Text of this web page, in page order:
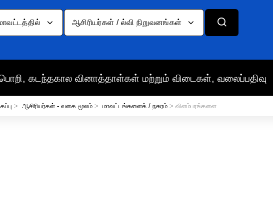
ஆசிரியர்கள் / ல்வி நிறுவனங்கள்
கடந்தகால வினாத்தாள்கள் மற்றும் விடைகள், வலைப்பதிவு
> ஆசிரியர்கள் - வகை மூலம் > மாவட்டங்களைக் / நகரம் > விளம்பரங்களை